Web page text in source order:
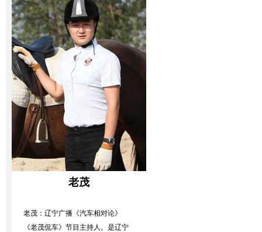
老茂
老茂：辽宁广播《汽车相对论》
《老茂侃车》节目主持人。是辽宁